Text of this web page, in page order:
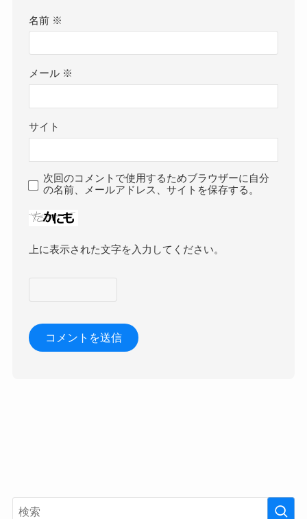
名前 ※
メール ※
サイト
次回のコメントで使用するためブラウザーに自分
の名前、メールアドレス、サイトを保存する。
上に表示された文字を入力してください。